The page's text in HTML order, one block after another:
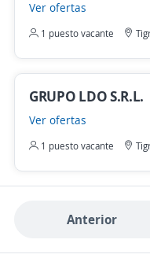
Ver ofertas
1 puesto vacante
GRUPO LDO S.R.L.
Ver ofertas
1 puesto vacante
Anterior